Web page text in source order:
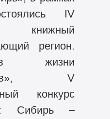
IV
книжный
регион.
жизни
V
конкурс
Сибирь –